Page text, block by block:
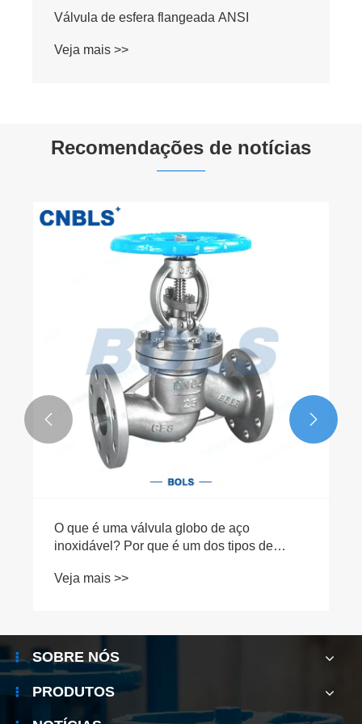
Válvula de esfera flangeada ANSI
Veja mais >>
Recomendações de notícias
O que é uma válvula globo de aço
inoxidável? Por que é um dos tipos de
Veja mais >>
 
SOBRE NÓS
PRODUTOS